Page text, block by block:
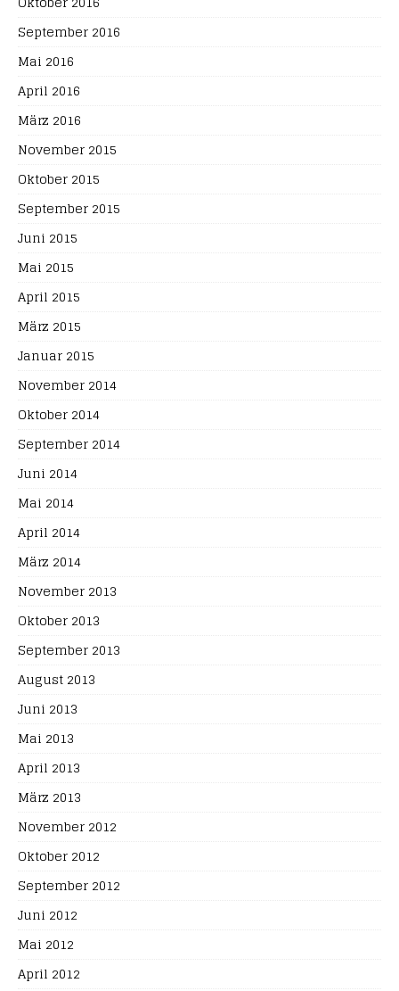
September 2016
Mai 2016
April 2016
März 2016
November 2015
Oktober 2015
September 2015
Juni 2015
Mai 2015
April 2015
März 2015
Januar 2015
November 2014
Oktober 2014
September 2014
Juni 2014
Mai 2014
April 2014
März 2014
November 2013
Oktober 2013
September 2013
August 2013
Juni 2013
Mai 2013
April 2013
März 2013
November 2012
Oktober 2012
September 2012
Juni 2012
Mai 2012
April 2012